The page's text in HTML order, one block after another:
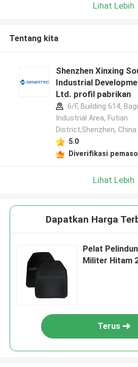
Lihat Lebih
Tentang kita
Shenzhen Xinxing
Industrial
Ltd. profil pabrikan
6/F, Building 614,
Industrial Area, Futian
District,Shenzhen, China
5.0
Diverifikasi
Lihat Lebih
Dapatkan Harga
Pelat
Militer Hitam
Terus